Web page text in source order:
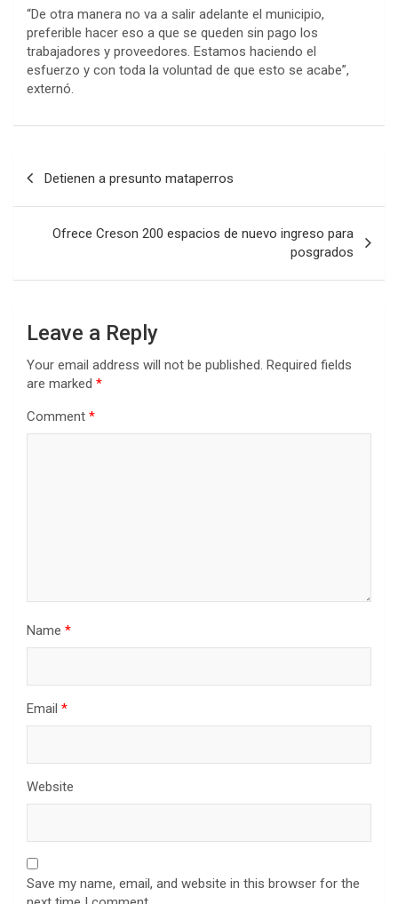
“De otra manera no va a salir adelante el municipio,
preferible hacer eso a que se queden sin pago los
trabajadores y proveedores. Estamos haciendo el
esfuerzo y con toda la voluntad de que esto se acabe”,
externó.
navigation
Detienen a presunto mataperros
Ofrece Creson 200 espacios de nuevo ingreso para
posgrados
Leave a Reply
Your email address will not be published. Required fields
are marked *
Comment *
Name *
Email *
Website
Save my name, email, and website in this browser for the